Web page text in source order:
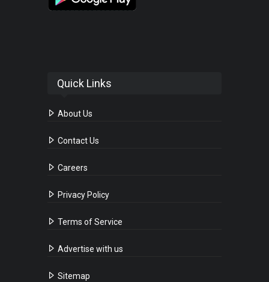
Quick Links
About Us
Contact Us
Careers
Privacy Policy
Terms of Service
Advertise with us
Sitemap